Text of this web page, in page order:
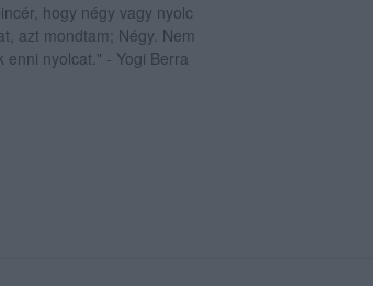
hogy négy vagy nyolc
azt mondtam; Négy. Nem
enni nyolcat." - Yogi Berra